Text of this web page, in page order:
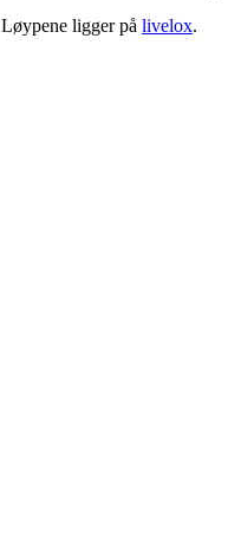
Løypene ligger på livelox.